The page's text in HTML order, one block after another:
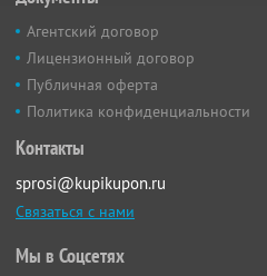
Агентский договор
Лицензионный договор
Публичная оферта
Политика конфиденциальности
Контакты
sprosi@kupikupon.ru
Связаться с нами
Мы в Соцсетях